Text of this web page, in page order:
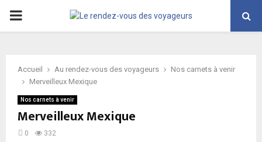
PRIMARY
Accueil Au rendez-vous des voyageurs
Nos carnets à venir
Merveilleux Mexique
Nos carnets à venir
Merveilleux Mexique
0 332